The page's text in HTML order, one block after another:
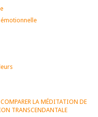
émotionnelle
LA MÉDITATION DE
TRANSCENDANTALE